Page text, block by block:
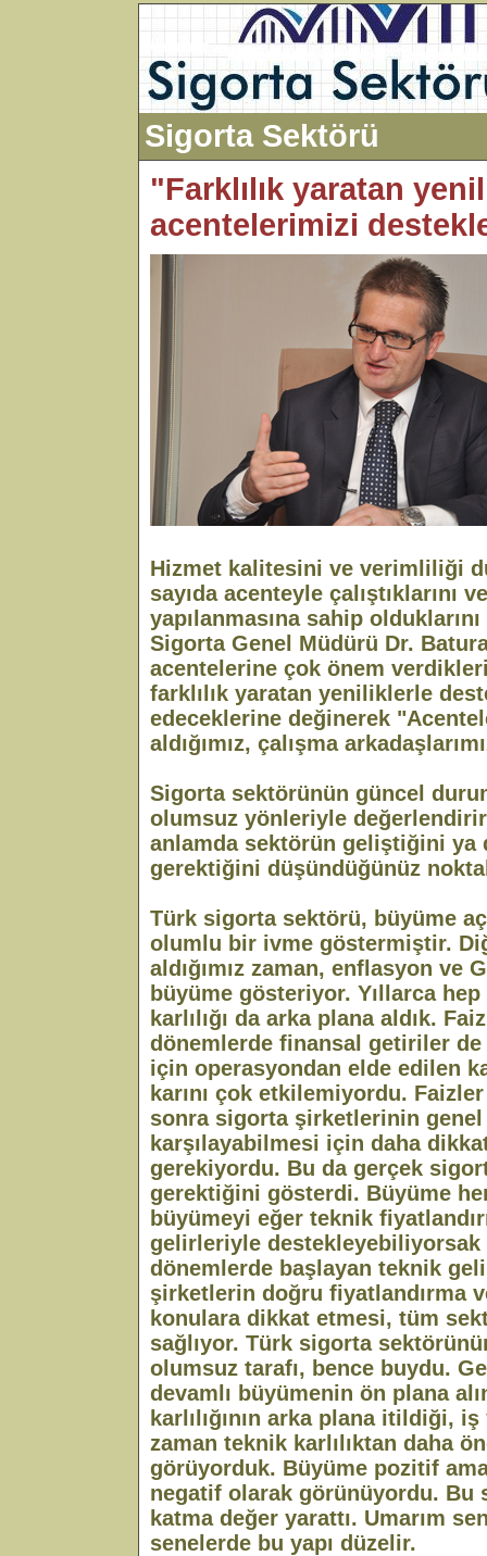
Sigorta Sektörü
"Farklılık yaratan
acentelerimizi
Hizmet kalitesini ve verimliliği
sayıda acenteyle çalıştıklarını
yapılanmasına sahip
Sigorta Genel Müdürü Dr.
acentelerine çok önem
farklılık yaratan yeniliklerle
edeceklerine değinerek
aldığımız, çalışma
Sigorta sektörünün güncel
olumsuz yönleriyle
anlamda sektörün geliştiğini ya
gerektiğini düşündüğünüz
Türk sigorta sektörü, büyüme
olumlu bir ivme göstermiştir.
aldığımız zaman, enflasyon ve
büyüme gösteriyor. Yıllarca
karlılığı da arka plana aldık.
dönemlerde finansal getiriler
için operasyondan elde edilen
karını çok etkilemiyordu.
sonra sigorta şirketlerinin
karşılayabilmesi için daha
gerekiyordu. Bu da gerçek
gerektiğini gösterdi. Büyüme
büyümeyi eğer teknik
gelirleriyle destekleyebiliyorsak
dönemlerde başlayan teknik
şirketlerin doğru fiyatlandırma
konulara dikkat etmesi, tüm
sağlıyor. Türk sigorta
olumsuz tarafı, bence buydu.
devamlı büyümenin ön plana
karlılığının arka plana itildiği,
zaman teknik karlılıktan daha
görüyorduk. Büyüme pozitif
negatif olarak görünüyordu. Bu
katma değer yarattı. Umarım
senelerde bu yapı düzelir.